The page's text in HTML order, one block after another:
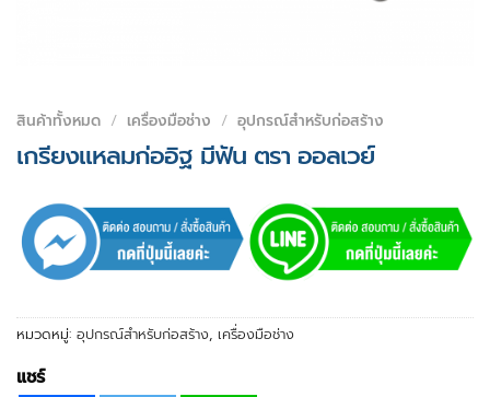
สินค้าทั้งหมด / เครื่องมือช่าง / อุปกรณ์สำหรับก่อสร้าง
เกรียงแหลมก่ออิฐ มีฟัน ตรา ออลเวย์
หมวดหมู่: อุปกรณ์สำหรับก่อสร้าง, เครื่องมือช่าง
แชร์